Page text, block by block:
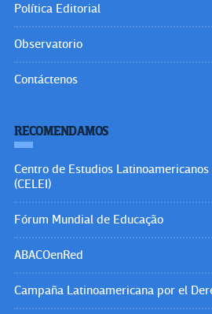
Política Editorial
Observatorio
Contáctenos
RECOMENDAMOS
Centro de Estudios
(CELEI)
Fórum Mundial de Educação
ABACOenRed
Campaña Latinoamericana por el